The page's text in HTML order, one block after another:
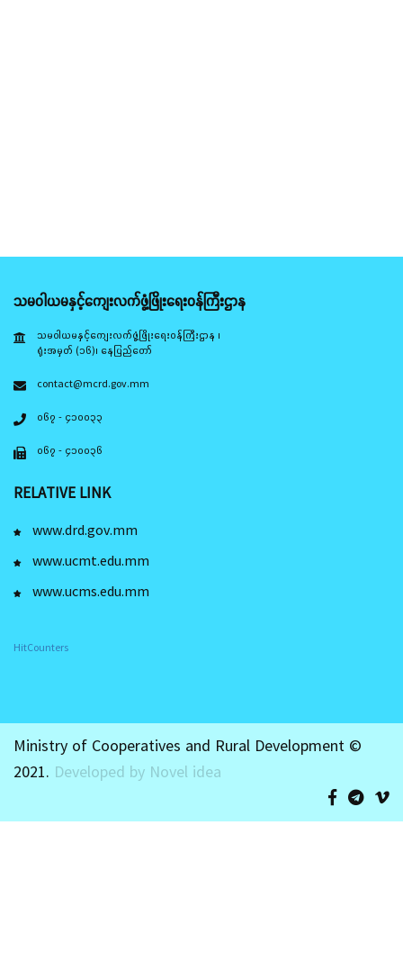
သမဝါယမနှင့်ကျေးလက်ဖွံ့ဖြိုးရေးဝန်ကြီးဌာန
သမဝါယမနှင့်ကျေးလက်ဖွံ့ဖြိုးရေးဝန်ကြီးဌာန ၊
ရုံးအမှတ် (၁၆)၊ နေပြည်တော်
contact@mcrd.gov.mm
၀၆၇ - ၄၁၀၀၃၃
၀၆၇ - ၄၁၀၀၃၆
RELATIVE LINK
www.drd.gov.mm
www.ucmt.edu.mm
www.ucms.edu.mm
HitCounters
Ministry of Cooperatives and Rural Development ©
2021. Developed by Novel idea